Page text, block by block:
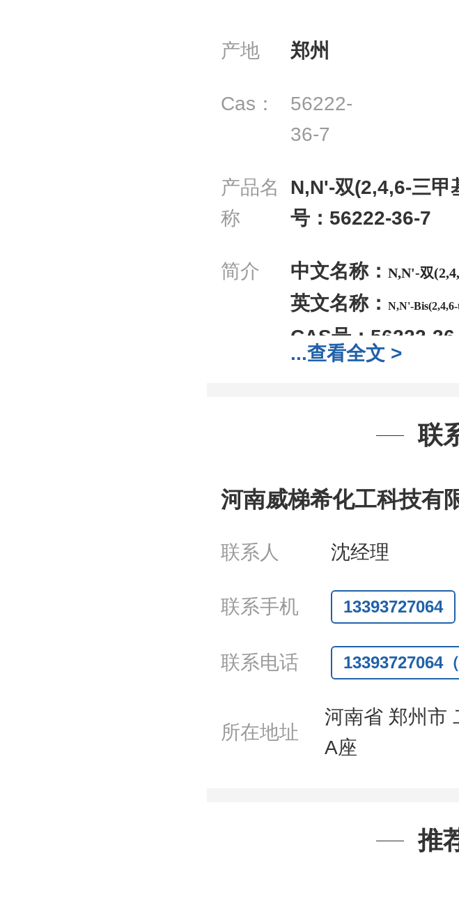
产地 郑州
Cas：
56222-
36-7
产品名
称
N,N'-双(2,4,6-三甲
号：56222-36-7
简介 中文名称： N,N'-双
英文名称： N,N'-
CAS号： 56222-
分子式：C20H24N2
1Mg ;
我司对高校及科研
,全额退款
QQ:3930072831
:13393727064
联系人: 沈晓东(欢
...查看全文 >
联
河南威梯希化工科技有
联系人 沈经理
联系手机 13393727064
联系电话 13393727064
所在地址
河南省 郑州市
A座
推